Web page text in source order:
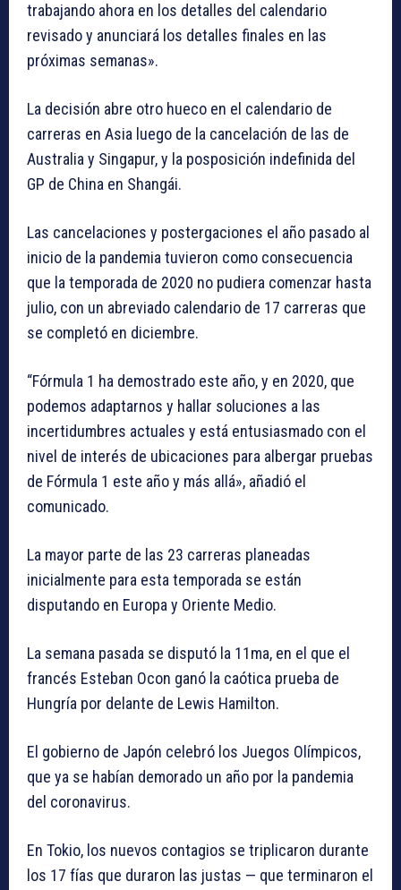
trabajando ahora en los detalles del calendario
revisado y anunciará los detalles finales en las
próximas semanas».
La decisión abre otro hueco en el calendario de
carreras en Asia luego de la cancelación de las de
Australia y Singapur, y la posposición indefinida del
GP de China en Shangái.
Las cancelaciones y postergaciones el año pasado al
inicio de la pandemia tuvieron como consecuencia
que la temporada de 2020 no pudiera comenzar hasta
julio, con un abreviado calendario de 17 carreras que
se completó en diciembre.
“Fórmula 1 ha demostrado este año, y en 2020, que
podemos adaptarnos y hallar soluciones a las
incertidumbres actuales y está entusiasmado con el
nivel de interés de ubicaciones para albergar pruebas
de Fórmula 1 este año y más allá», añadió el
comunicado.
La mayor parte de las 23 carreras planeadas
inicialmente para esta temporada se están
disputando en Europa y Oriente Medio.
La semana pasada se disputó la 11ma, en el que el
francés Esteban Ocon ganó la caótica prueba de
Hungría por delante de Lewis Hamilton.
El gobierno de Japón celebró los Juegos Olímpicos,
que ya se habían demorado un año por la pandemia
del coronavirus.
En Tokio, los nuevos contagios se triplicaron durante
los 17 fías que duraron las justas — que terminaron el